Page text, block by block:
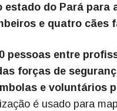
estado do Pará para
e quatro cães
pessoas entre
forças de
e voluntários
é usado para